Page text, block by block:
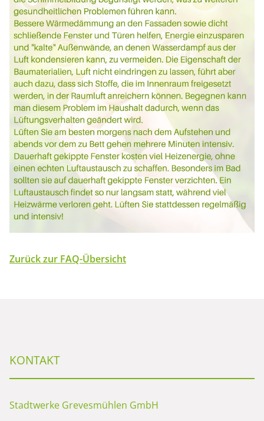
Zurück zur FAQ-Übersicht
KONTAKT
Stadtwerke Grevesmühlen GmbH